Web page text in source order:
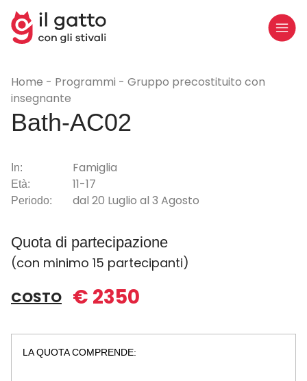
Home Programmi
Gruppo precostituito con
insegnante
Bath-AC02
In: Famiglia
Età: 11-17
Periodo: dal 20 Luglio al 3 Agosto
Quota di partecipazione
(con minimo 15 partecipanti)
COSTO € 2350
LA QUOTA COMPRENDE: